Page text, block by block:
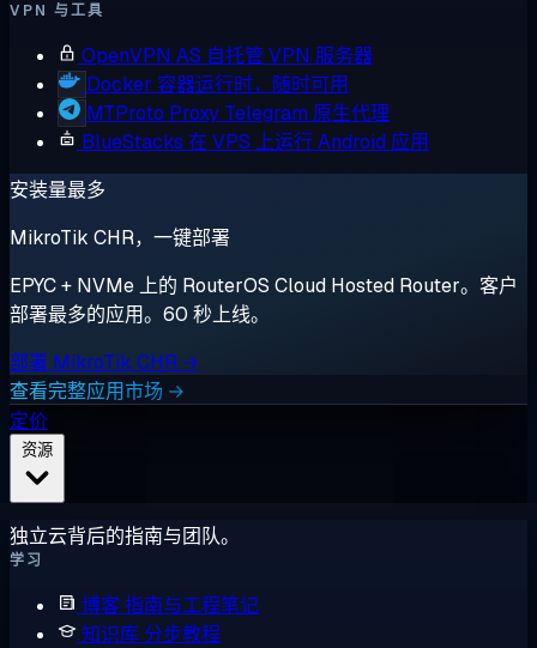
VPN 与工具
OpenVPN AS 自托管 VPN 服务器
Docker 容器运行时，随时可用
MTProto Proxy Telegram 原生代理
BlueStacks 在 VPS 上运行 Android 应用
安装量最多
MikroTik CHR，一键部署
EPYC + NVMe 上的 RouterOS Cloud Hosted Router。客户
部署最多的应用。60 秒上线。
部署 MikroTik CHR →
查看完整应用市场 →
定价
独立云背后的指南与团队。
学习
博客指南与工程笔记
知识库 分步教程